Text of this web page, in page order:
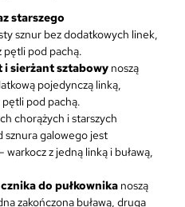
starszego
sznur bez dodatkowych linek,
pętli pod pachą.
i sierżant sztabowy noszą
pojedynczą linką,
pętli pod pachą.
chorążych i starszych
sznura galowego jest
z jedną linką i buławą,
do pułkownika noszą
zakończona buławą, druga